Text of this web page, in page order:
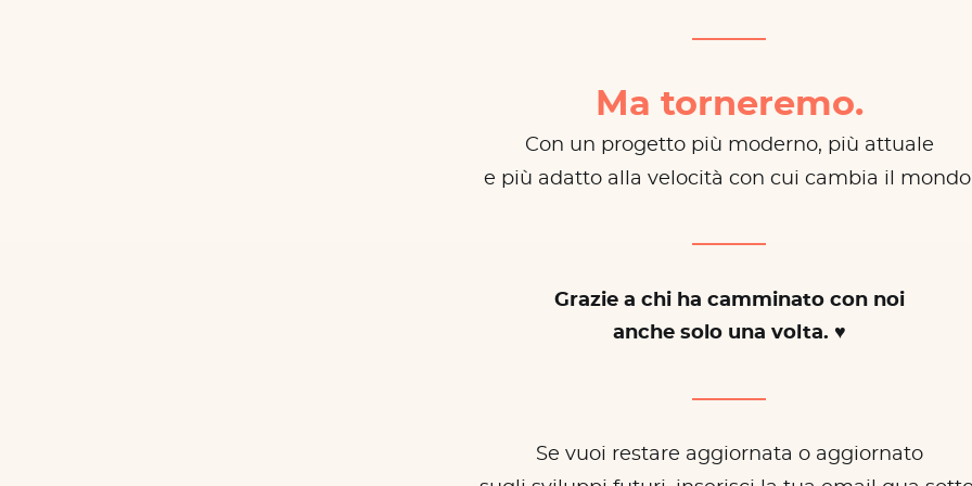
Ma torneremo.
Con un progetto più moderno, più attuale
e più adatto alla velocità con cui cambia il
Grazie a chi ha camminato con noi
anche solo una volta. ♥
Se vuoi restare aggiornata o aggiornato